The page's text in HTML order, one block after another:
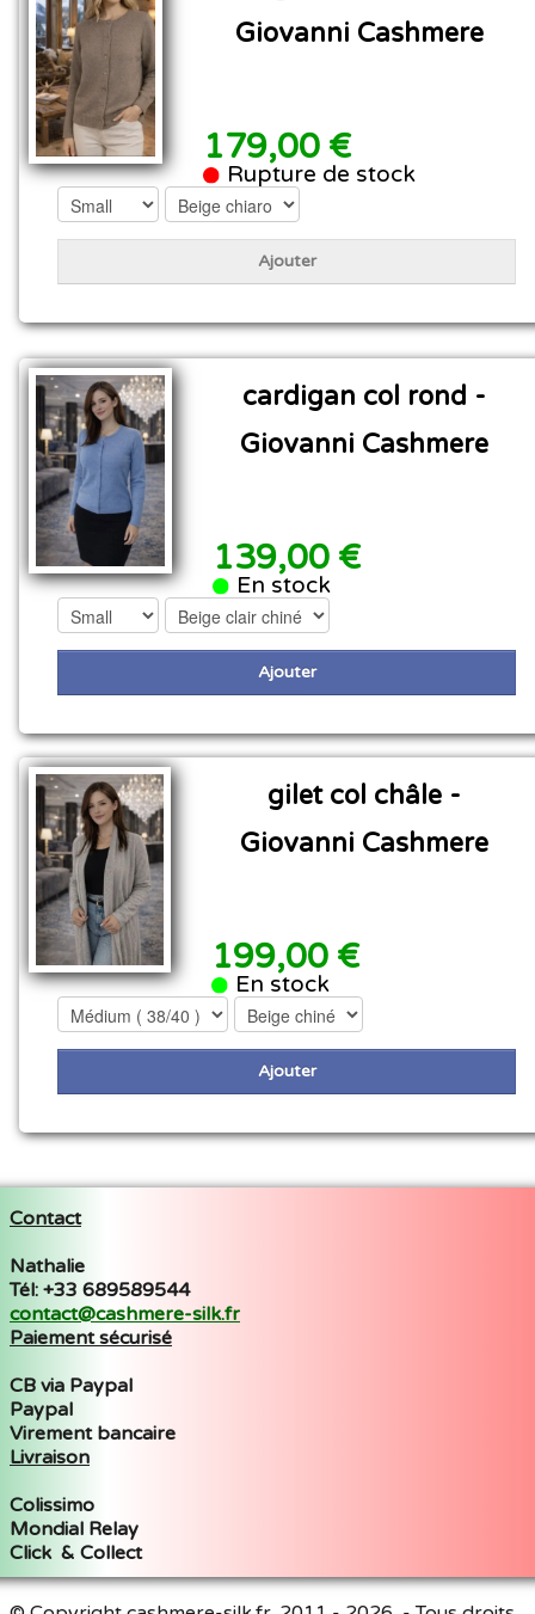
Giovanni Cashmere
179,00 €
Rupture de stock
Ajouter
cardigan col rond -
Giovanni Cashmere
139,00 €
En stock
Ajouter
gilet col châle -
Giovanni Cashmere
199,00 €
En stock
Ajouter
Contact
Nathalie
Tél: +33 689589544
contact@cashmere-silk.fr
Paiement sécurisé
CB via Paypal
Paypal
Virement bancaire
Livraison
Colissimo
Mondial Relay
Click & Collect